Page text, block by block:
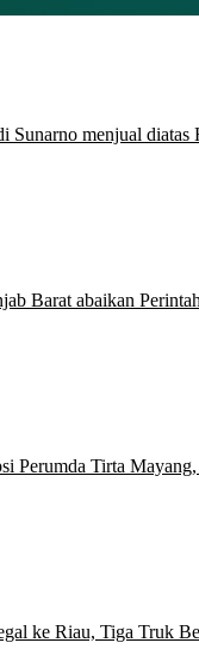
Sunarno menjual
Barat abaikan
Perumda Tirta
ke Riau, Tiga Truk